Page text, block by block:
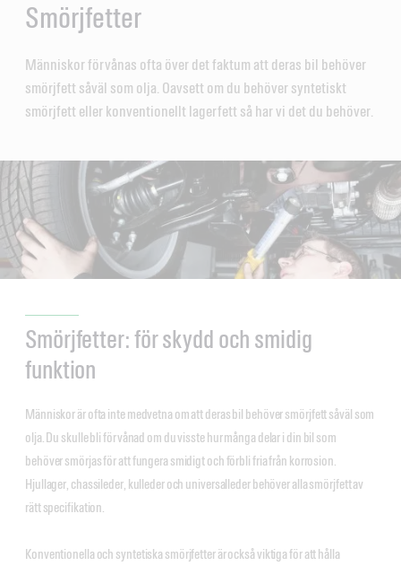
Smörjfetter
Människor förvånas ofta över det faktum att deras bil behöver
smörjfett såväl som olja. Oavsett om du behöver syntetiskt
smörjfett eller konventionellt lagerfett så har vi det du behöver.
Smörjfetter: för skydd och smidig
funktion
Människor är ofta inte medvetna om att deras bil behöver smörjfett såväl som
olja. Du skulle bli förvånad om du visste hur många delar i din bil som
behöver smörjas för att fungera smidigt och förbli fria från korrosion.
Hjullager, chassileder, kulleder och universalleder behöver alla smörjfett av
rätt specifikation.
Konventionella och syntetiska smörjfetter är också viktiga för att hålla